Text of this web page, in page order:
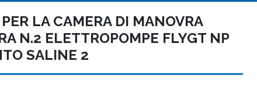
LA CAMERA DI MANOVRA
N.2 ELETTROPOMPE FLYGT NP
SALINE 2